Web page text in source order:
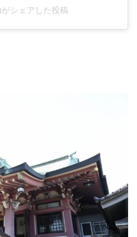
シェアした投稿